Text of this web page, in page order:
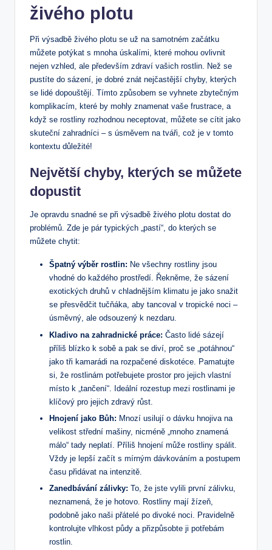
živého plotu
Při výsadbě živého plotu se už na samotném začátku
můžete potýkat s mnoha úskalími, které mohou ovlivnit
nejen vzhled, ale především zdraví vašich rostlin. Než se
pustíte do sázení, je dobré znát nejčastější chyby, kterých
se lidé dopouštějí. Tímto způsobem se vyhnete zbytečným
komplikacím, které by mohly znamenat vaše frustrace, a
když se rostliny rozhodnou neceptovat, můžete se cítit jako
skuteční zahradníci – s úsměvem na tváři, což je v tomto
kontextu důležité!
Největší chyby, kterých se můžete
dopustit
Je opravdu snadné se při výsadbě živého plotu dostat do
problémů. Zde je pár typických „pastí“, do kterých se
můžete chytit:
Špatný výběr rostlin: Ne všechny rostliny jsou
vhodné do každého prostředí. Řekněme, že sázení
exotických druhů v chladnějším klimatu je jako snažit
se přesvědčit tučňáka, aby tancoval v tropické noci –
úsměvný, ale odsouzený k nezdaru.
Kladivo na zahradnické práce: Často lidé sázejí
příliš blízko k sobě a pak se diví, proč se „potáhnou“
jako tři kamarádi na rozpačené diskotéce. Pamatujte
si, že rostlinám potřebujete prostor pro jejich vlastní
místo k „tančení“. Ideální rozestup mezi rostlinami je
klíčový pro jejich zdravý růst.
Hnojení jako Bůh: Mnozí usilují o dávku hnojiva na
velikost střední mašiny, nicméně „mnoho znamená
málo“ tady neplatí. Příliš hnojení může rostliny spálit.
Vždy je lepší začít s mírným dávkováním a postupem
času přidávat na intenzitě.
Zanedbávání zálivky: To, že jste vylili první zálivku,
neznamená, že je hotovo. Rostliny mají žízeň,
podobně jako naši přátelé po divoké noci. Pravidelně
kontrolujte vlhkost půdy a přizpůsobte ji potřebám
rostlin.